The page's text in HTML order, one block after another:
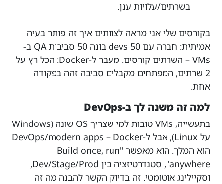
בשרתים/עלויות ענן.
בקורסים שלי אני מראה לצוותים איך זה פותר בעיה
אמיתית: חברה עם 50 devs בונה 50 סביבות QA ב-
VMs – השרתים קורסים. מעבר ל-Docker: הכל רץ על
2 שרתים, המפתחים מקבלים סביבה זהה בפקודה
אחת.
למה זה משנה לך ב-DevOps
בתעשייה, VMs טובות למי שצריך OS שונה (Windows
על Linux), אבל ל-DevOps/modern apps – Docker
הוא המלך. הוא מאפשר "Build once, run
anywhere", סטנדרטיזציה בין Dev/Stage/Prod,
וסקיילינג אוטומטי. זה בדיוק הקשר להבנה מה זה